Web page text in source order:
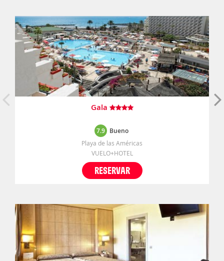
Gala
7.9 Bueno
Playa de las Américas
VUELO+HOTEL
RESERVAR